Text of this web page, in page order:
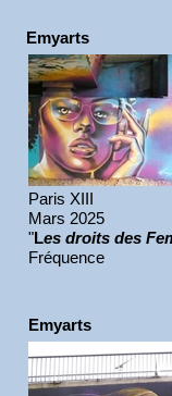
Emyarts
Paris XIII
Mars 2025
"Les droits des
Fréquence
Emyarts